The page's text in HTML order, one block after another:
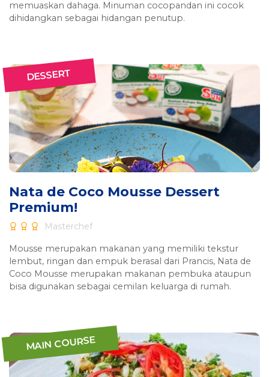
memuaskan dahaga. Minuman cocopandan ini cocok
dihidangkan sebagai hidangan penutup.
Nata de Coco Mousse Dessert
Premium!
Masterchef
Mousse merupakan makanan yang memiliki tekstur
lembut, ringan dan empuk berasal dari Prancis, Nata de
Coco Mousse merupakan makanan pembuka ataupun
bisa digunakan sebagai cemilan keluarga di rumah.
DESSERT
MAIN COURSE